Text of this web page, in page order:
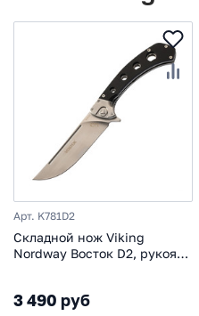
Арт. K781D2
Складной нож Viking
Nordway Восток D2, рукоять
3 490 руб